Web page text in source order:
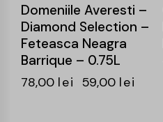
Domeniile Averesti –
Diamond Selection –
Feteasca Neagra
Barrique – 0.75L
78,00 lei 59,00 lei